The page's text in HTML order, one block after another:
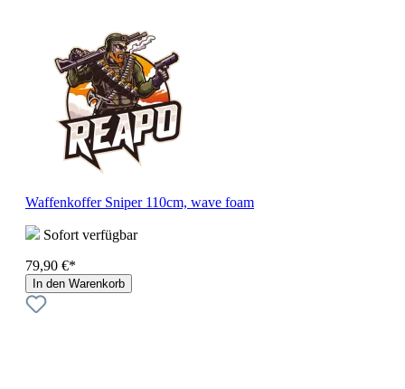
Waffenkoffer Sniper 110cm, wave foam
Sofort verfügbar
79,90 €*
In den Warenkorb